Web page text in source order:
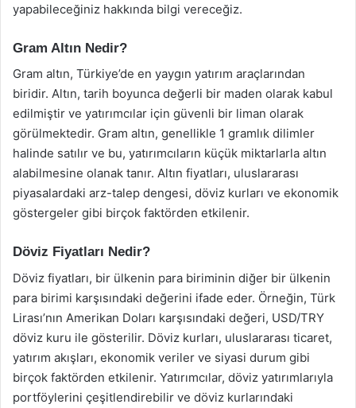
yapabileceğiniz hakkında bilgi vereceğiz.
Gram Altın Nedir?
Gram altın, Türkiye’de en yaygın yatırım araçlarından
biridir. Altın, tarih boyunca değerli bir maden olarak kabul
edilmiştir ve yatırımcılar için güvenli bir liman olarak
görülmektedir. Gram altın, genellikle 1 gramlık dilimler
halinde satılır ve bu, yatırımcıların küçük miktarlarla altın
alabilmesine olanak tanır. Altın fiyatları, uluslararası
piyasalardaki arz-talep dengesi, döviz kurları ve ekonomik
göstergeler gibi birçok faktörden etkilenir.
Döviz Fiyatları Nedir?
Döviz fiyatları, bir ülkenin para biriminin diğer bir ülkenin
para birimi karşısındaki değerini ifade eder. Örneğin, Türk
Lirası’nın Amerikan Doları karşısındaki değeri, USD/TRY
döviz kuru ile gösterilir. Döviz kurları, uluslararası ticaret,
yatırım akışları, ekonomik veriler ve siyasi durum gibi
birçok faktörden etkilenir. Yatırımcılar, döviz yatırımlarıyla
portföylerini çeşitlendirebilir ve döviz kurlarındaki